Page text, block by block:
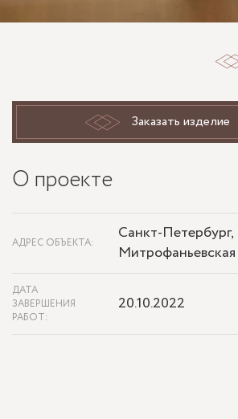
Заказать изделие
О проекте
АДРЕС ОБЪЕКТА:
Санкт-
ДАТА
ЗАВЕРШЕНИЯ
РАБОТ:
20.10.2022